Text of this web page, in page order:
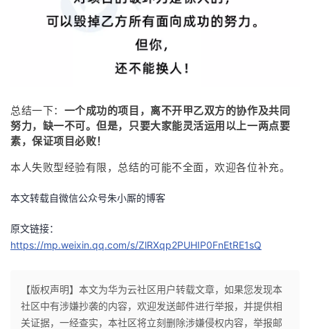
总结一下： 一个成功的项目，离不开甲乙双方的协作及共同
努力，缺一不可。但是，只要大家能灵活运用以上一两点要
素，保证项目必败！
本人失败型经验有限，总结的可能不全面，欢迎各位补充。
本文转载自微信公众号朱小厮的博客
原文链接：
https://mp.weixin.qq.com/s/ZlRXqp2PUHIP0FnEtRE1sQ
【版权声明】本文为华为云社区用户转载文章，如果您发现本
社区中有涉嫌抄袭的内容，欢迎发送邮件进行举报，并提供相
关证据，一经查实，本社区将立刻删除涉嫌侵权内容，举报邮